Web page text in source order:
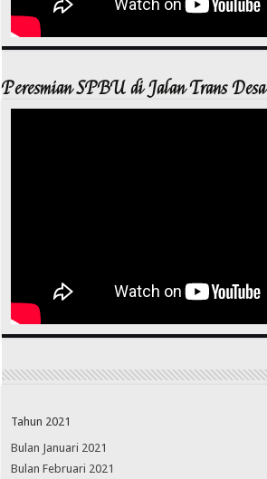
Peresmian SPBU di Jalan Trans
Tahun 2021
Bulan Januari 2021
Bulan Februari 2021